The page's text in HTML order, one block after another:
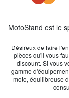
MotoStand est le
Désireux de faire
pièces qu'il vous
discount. Si vous
gamme
moto, équilibreuse